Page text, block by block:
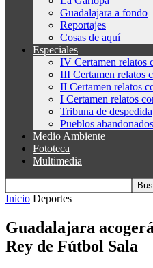
Guadalajara a fondo
Reportajes
Cosas de aquí
Especiales
IV Certamen relatos
III Certamen relatos
II Certamen relatos
I Certamen relatos
Tribuna de despedida
Pueblos
Medio Ambiente
Fototeca
Multimedia
Inicio Deportes
Guadalajara
Rey de Fútbol Sala